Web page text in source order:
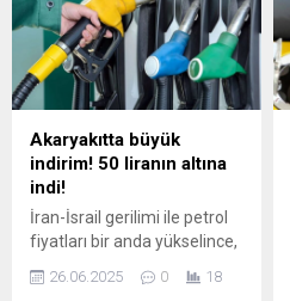
Kosova'yı da geçerse 2026
Dünya Kupası finallerine
katılmaya hak kazanacak.
DÜNYA KUPASI ...
Akaryakıtta büyük
indirim! 50 liranın altına
indi!
İran-İsrail gerilimi ile petrol
fiyatları bir anda yükselince,
bu gelişme akaryakıta zam
olarak yansıdı. Ancak
26.06.2025 0 18